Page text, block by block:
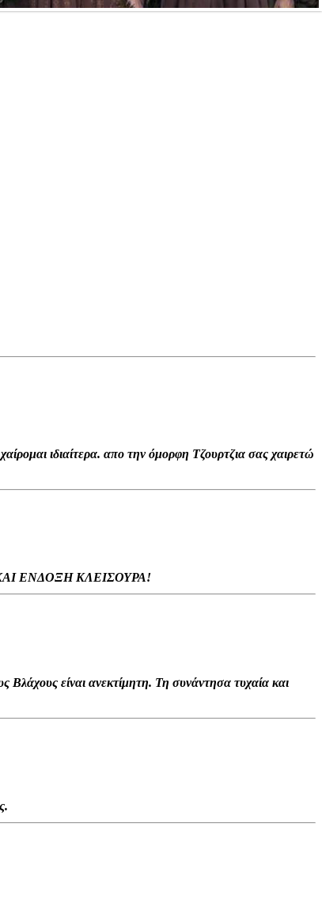
ιδιαίτερα. απο την όμορφη Τζουρτζια σας χαιρετώ
ΕΝΔΟΞΗ ΚΛΕΙΣΟΥΡΑ!
Βλάχους είναι ανεκτίμητη. Τη συνάντησα τυχαία και